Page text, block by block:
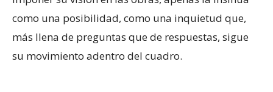
como una posibilidad, como una inquietud que,
más llena de preguntas que de respuestas, sigue
su movimiento adentro del cuadro.